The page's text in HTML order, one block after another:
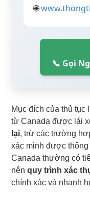
🌐
📞 Gọi
Mục đích của thủ
từ Canada được lái
lại, trừ các trường
xác minh được
Canada thường có
nên quy trình xác
chính xác và nhanh